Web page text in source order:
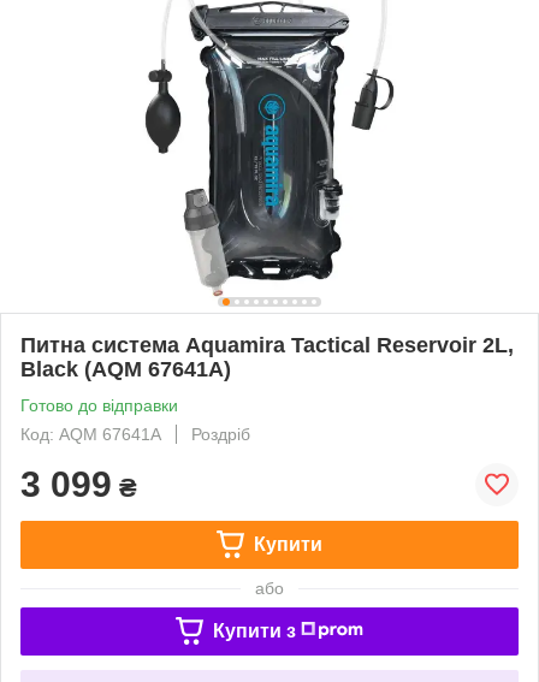
Питна система Aquamira Tactical Reservoir 2L,
Black (AQM 67641A)
Готово до відправки
Код: AQM 67641A
Роздріб
3 099 ₴
Купити
або
Купити з